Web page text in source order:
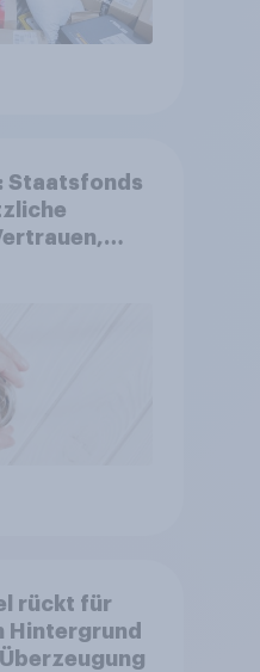
Staatsfonds
rückt für
Hintergrund